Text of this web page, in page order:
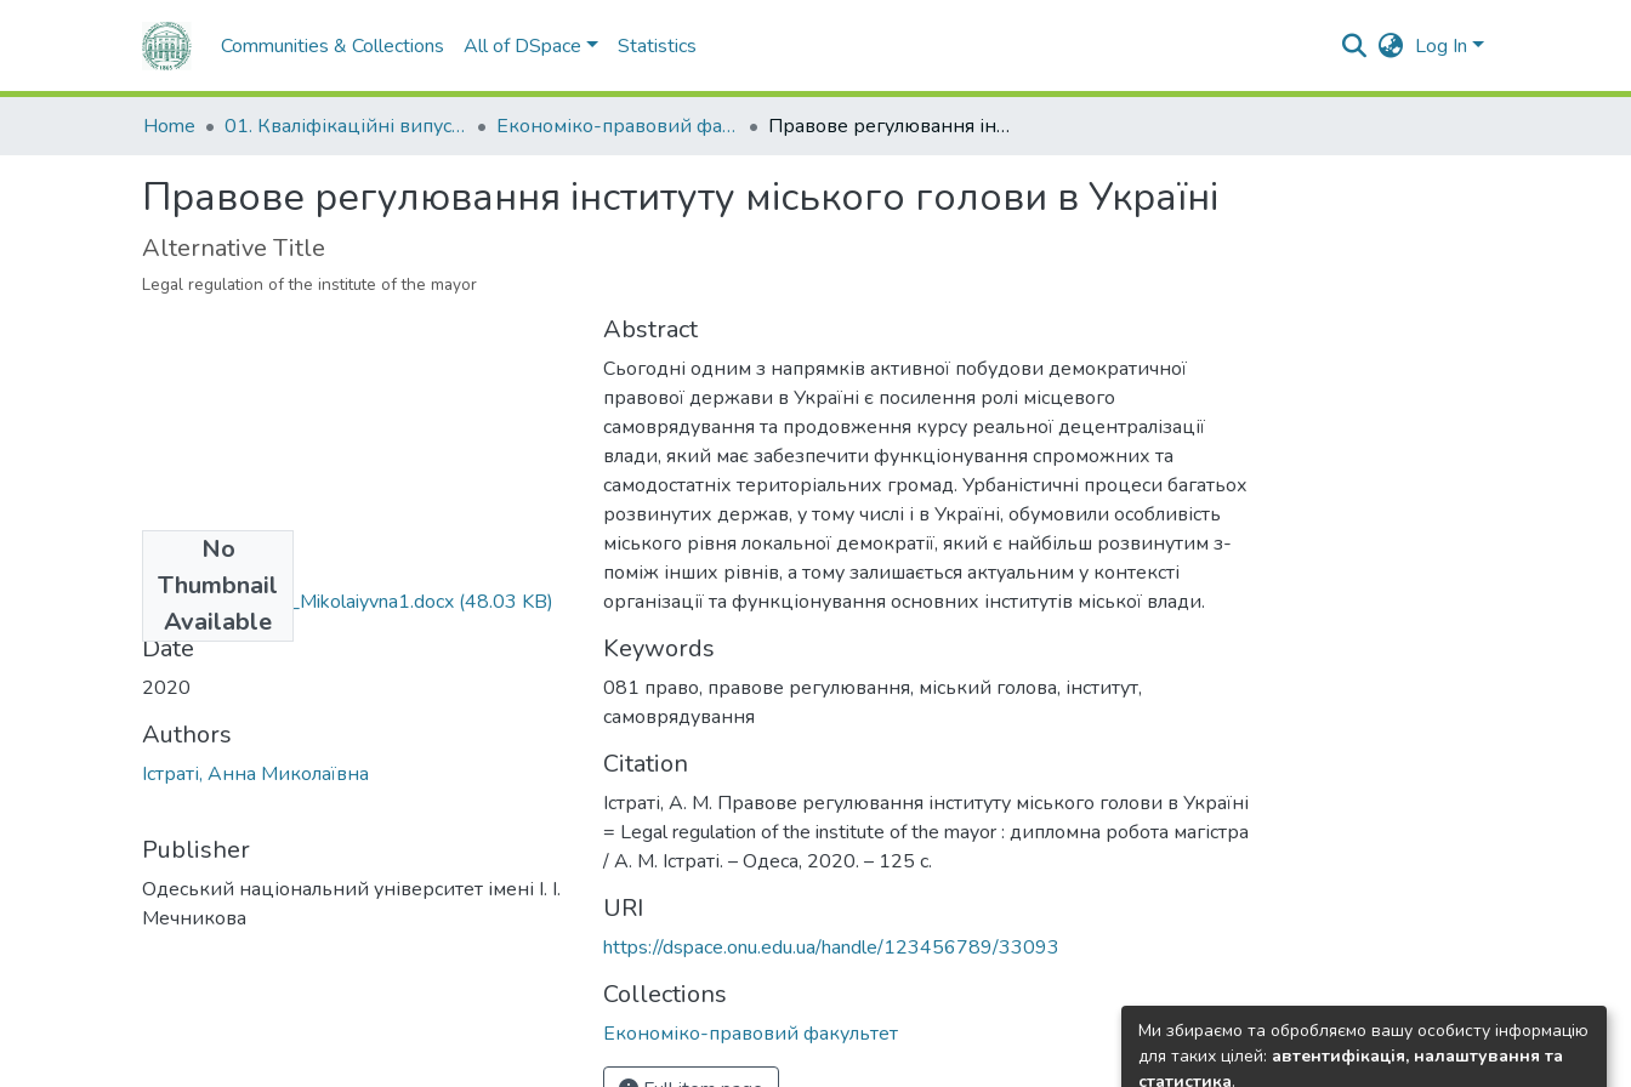
Communities & Collections All of DSpace Statistics Log In
Home 01. Кваліфікаційні випускні роботи здобувачів вищої освіти Економіко-правовий факультет Правове регулювання інституту міського голови в Україні
Правове регулювання інституту міського голови в Україні
Alternative Title
Legal regulation of the institute of the mayor
No
Thumbnail
Available
081_Istrati_Anna_Mikolaiyvna1.docx (48.03 KB)
Date
2020
Authors
Істраті, Анна Миколаївна
Publisher
Одеський національний університет імені І. І.
Мечникова
Abstract
Сьогодні одним з напрямків активної побудови демократичної
правової держави в Україні є посилення ролі місцевого
самоврядування та продовження курсу реальної децентралізації
влади, який має забезпечити функціонування спроможних та
самодостатніх територіальних громад. Урбаністичні процеси багатьох
розвинутих держав, у тому числі і в Україні, обумовили особливість
міського рівня локальної демократії, який є найбільш розвинутим з-
поміж інших рівнів, а тому залишається актуальним у контексті
організації та функціонування основних інститутів міської влади.
Keywords
081 право, правове регулювання, міський голова, інститут,
самоврядування
Citation
Істраті, А. М. Правове регулювання інституту міського голови в Україні
= Legal regulation of the institute of the mayor : дипломна робота магістра
/ А. М. Істраті. – Одеса, 2020. – 125 с.
URI
https://dspace.onu.edu.ua/handle/123456789/33093
Collections
Економіко-правовий факультет
Ми збираємо та обробляємо вашу особисту інформацію
для таких цілей: автентифікація, налаштування та
статистика.